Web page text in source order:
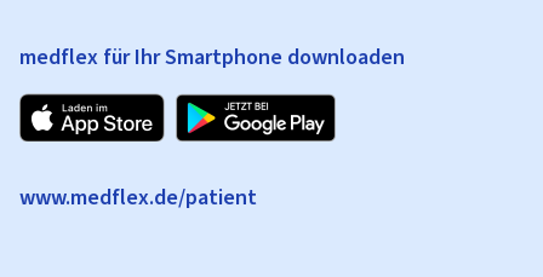
medflex für Ihr Smartphone downloaden
www.medflex.de/patient